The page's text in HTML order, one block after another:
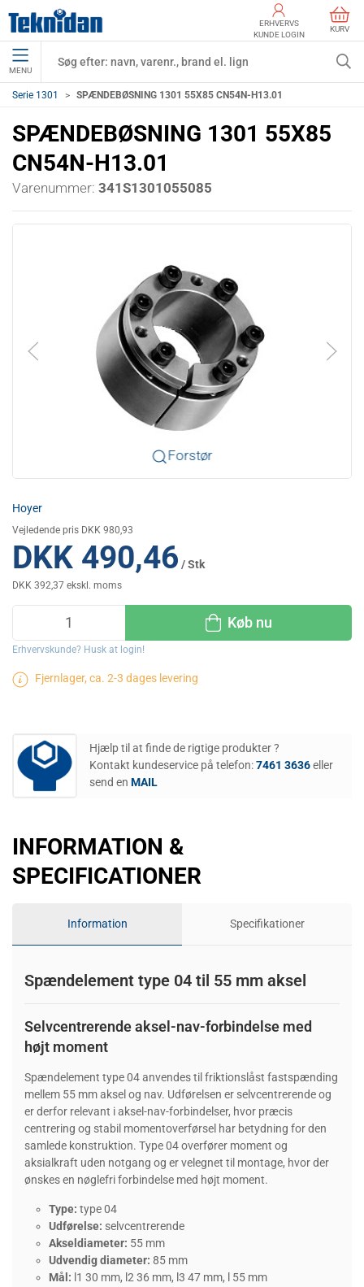
ERHVERVS
KUNDE LOGIN
KURV
MENU
Serie 1301 SPÆNDEBØSNING 1301 55X85 CN54N-H13.01
SPÆNDEBØSNING 1301 55X85
CN54N-H13.01
Varenummer: 341S1301055085
Forstør
Hoyer
Vejledende pris DKK 980,93
DKK 490,46 / Stk
DKK 392,37 ekskl. moms
Køb nu
Erhvervskunde? Husk at login!
Fjernlager, ca. 2-3 dages levering
Hjælp til at finde de rigtige produkter ?
Kontakt kundeservice på telefon:7461 3636eller
send en MAIL
INFORMATION &
SPECIFICATIONER
Information Specifikationer
Spændelement type 04 til 55 mm aksel
Selvcentrerende aksel-nav-forbindelse med
højt moment
Spændelement type 04 anvendes til friktionslåst fastspænding
mellem 55 mm aksel og nav. Udførelsen er selvcentrerende og
er derfor relevant i aksel-nav-forbindelser, hvor præcis
centrering og stabil momentoverførsel har betydning for den
samlede konstruktion. Type 04 overfører moment og
aksialkraft uden notgang og er velegnet til montage, hvor der
ønskes en nøglefri forbindelse med højt moment.
Type: type 04
Udførelse: selvcentrerende
Akseldiameter: 55 mm
Udvendig diameter: 85 mm
Mål: l1 30 mm, l2 36 mm, l3 47 mm, l 55 mm